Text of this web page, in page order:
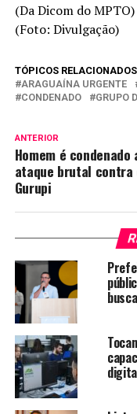
(Da Dicom do MPTO)
(Foto: Divulgação)
TÓPICOS RELACIONADOS
ARAGUAÍNA URGENTE
CONDENADO
GRUPO
ANTERIOR
Homem é
ataque brutal contra
Gurupi